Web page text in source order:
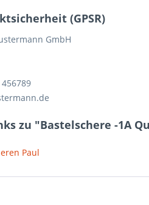
(GPSR)
GmbH
zu "Bastelschere -1A
Paul